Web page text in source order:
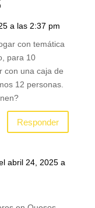
a las 2:37 pm
con temática
para 10
con una caja de
12 personas.
Responder
abril 24, 2025 a